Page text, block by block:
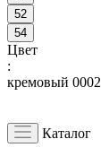
52
54
Цвет
:
кремовый 0002
Каталог